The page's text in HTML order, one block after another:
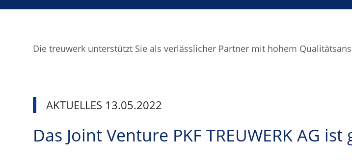
Die treuwerk unterstützt Sie als verlässlicher Partner mit hohem
AKTUELLES 13.05.2022
Das Joint Venture PKF TREUWERK AG